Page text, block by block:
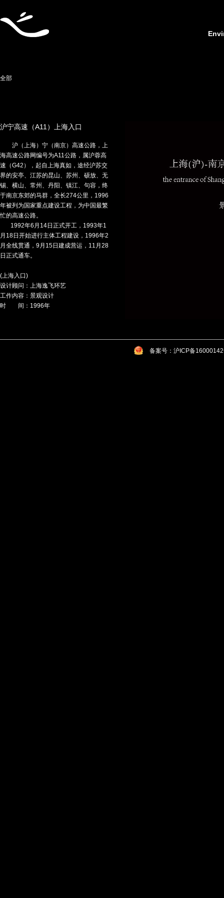
全部
沪宁高速（A11）上海入口
沪（上海）宁（南京）高速公路，上
海高速公路网编号为A11公路，属沪蓉高
速（G42），起自上海真如，途经沪苏交
界的安亭、江苏的昆山、苏州、硕放、无
锡、横山、常州、丹阳、镇江、句容，终
于南京东郊的马群，全长274公里，1996
年被列为国家重点建设工程，为中国最繁
忙的高速公路。
1992年6月14日正式开工，1993年1
月18日开始进行主体工程建设，1996年2
月全线贯通，9月15日建成营运，11月28
日正式通车。
(上海入口)
设计顾问：上海逸飞环艺
工作内容：景观设计
时 间：1996年
备案号：沪ICP备